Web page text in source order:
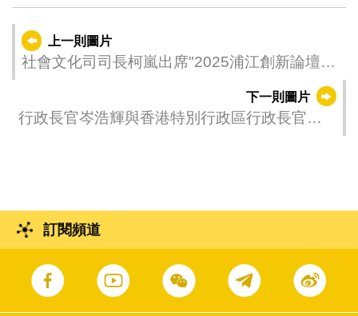
上一則圖片
社會文化司司長柯嵐出席"2025浦江創新論壇
下一則圖片
行政長官岑浩輝與香港特別行政區行政長官李
訂閱頻道